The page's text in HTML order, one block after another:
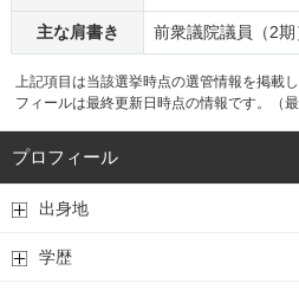
主な肩書き 前衆議院議員（2
上記項目は当該選挙時点の選管情報を掲載
フィールは最終更新日時点の情報です。（
プロフィール
出身地
学歴